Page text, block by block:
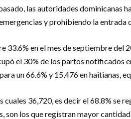
las autoridades
y prohibiendo la
en el mes de septiembre del
el 30% de los partos
un 66.6% y 15,476 en haitianas,
36,720, es decir el 68.8% se
los que registran mayor